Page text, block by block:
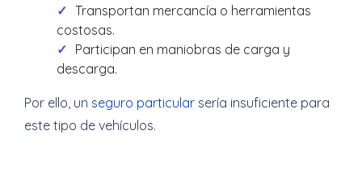
Transportan mercancía o herramientas
costosas.
Participan en maniobras de carga y
descarga.
Por ello, un seguro particular sería insuficiente para
este tipo de vehículos.